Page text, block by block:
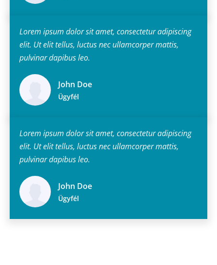
Lorem ipsum dolor sit amet, consectetur adipiscing
elit. Ut elit tellus, luctus nec ullamcorper mattis,
pulvinar dapibus leo.
John Doe
Ügyfél
Lorem ipsum dolor sit amet, consectetur adipiscing
elit. Ut elit tellus, luctus nec ullamcorper mattis,
pulvinar dapibus leo.
John Doe
Ügyfél